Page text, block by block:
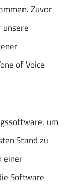
Zuvor
unsere
of Voice
um
Stand zu
einer
Software